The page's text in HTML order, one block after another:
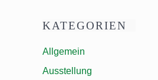
KATEGORIEN
Allgemein
Ausstellung